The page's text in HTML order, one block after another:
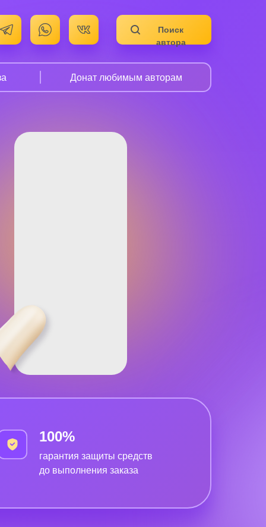
Поиск
автора
Донат любимым авторам
гарантия защиты средств
до выполнения заказа
100%